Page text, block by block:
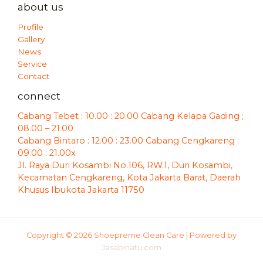
about us
Profile
Gallery
News
Service
Contact
connect
Cabang Tebet : 10.00 : 20.00 Cabang Kelapa Gading ;
08.00 – 21.00
Cabang Bintaro : 12.00 : 23.00 Cabang Cengkareng :
09.00 : 21.00x
Jl. Raya Duri Kosambi No.106, RW.1, Duri Kosambi,
Kecamatan Cengkareng, Kota Jakarta Barat, Daerah
Khusus Ibukota Jakarta 11750
Copyright © 2026 Shoepreme Clean Care | Powered by
Jasabinatu.com